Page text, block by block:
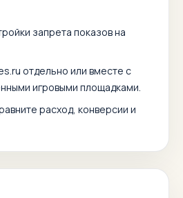
запрета показов на
отдельно или вместе с
игровыми площадками.
расход, конверсии и